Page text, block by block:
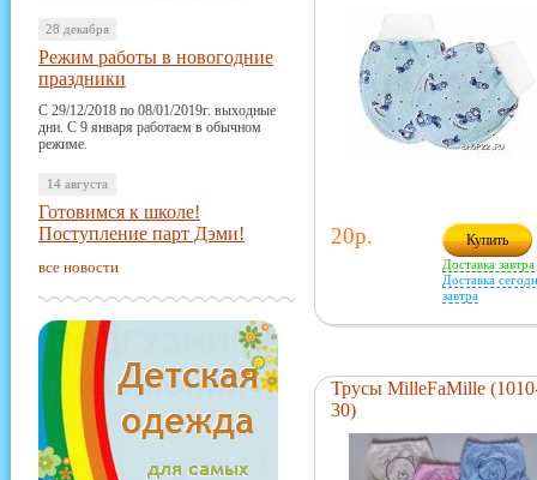
28 декабря
Режим работы в новогодние
праздники
С 29/12/2018 по 08/01/2019г. выходные
дни. С 9 января работаем в обычном
режиме.
14 августа
Готовимся к школе!
Поступление парт Дэми!
все новости
20р. Купить
Доставка завтра
Доставка
завтра
Трусы MilleFaMille
30)